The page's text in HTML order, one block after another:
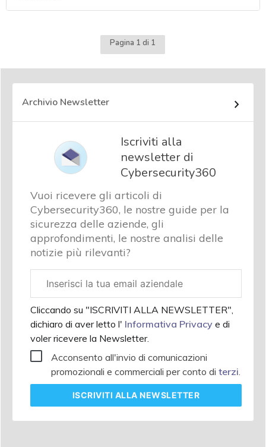
Pagina 1 di 1
Archivio Newsletter
Iscriviti alla
newsletter di
Cybersecurity360
Vuoi ricevere gli articoli di
Cybersecurity360, le nostre guide per la
sicurezza delle aziende, gli
approfondimenti, le nostre analisi delle
notizie più rilevanti?
aziendale
Cliccando su "ISCRIVITI ALLA NEWSLETTER",
dichiaro di aver letto l' Informativa Privacy e di
voler ricevere la Newsletter.
Acconsento all'invio di comunicazioni
promozionali e commerciali per conto di terzi.
ISCRIVITI ALLA NEWSLETTER